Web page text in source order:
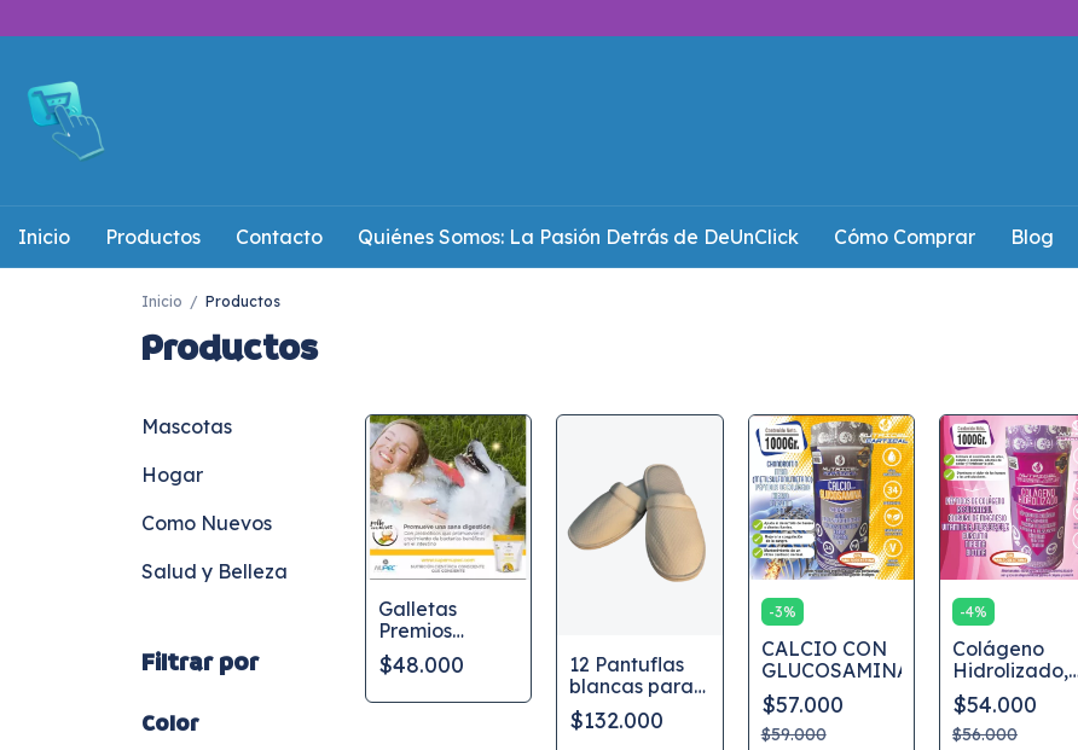
Inicio Productos Contacto Quiénes Somos: La Pasión Detrás de DeUnClick Cómo Comprar Blog
Inicio / Productos
Productos
Mascotas
Hogar
Como Nuevos
Salud y Belleza
Filtrar por
Color
Galletas
Premios
Cuidado
Digestivo
$48.000
12 Pantuflas
blancas para
Spa en tela
con suela de
$132.000
-3%
CALCIO CON
GLUCOSAMINA
$57.000
$59.000
-4%
Colágeno
Hidrolizado,
suplemento en
polvo,
fortalece tu
$54.000
$56.000